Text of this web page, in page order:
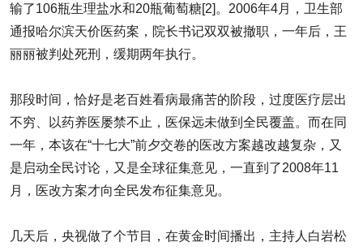
输了106瓶生理盐水和20瓶葡萄糖[2]。2006年4月，卫生部
通报哈尔滨天价医药案，院长书记双双被撤职，一年后，王
丽丽被判处死刑，缓期两年执行。
那段时间，恰好是老百姓看病最痛苦的阶段，过度医疗层出
不穷、以药养医屡禁不止，医保远未做到全民覆盖。而在同
一年，本该在“十七大”前夕交卷的医改方案越改越复杂，又
是启动全民讨论，又是全球征集意见，一直到了2008年11
月，医改方案才向全民发布征集意见。
几天后，央视做了个节目，在黄金时间播出，主持人白岩松